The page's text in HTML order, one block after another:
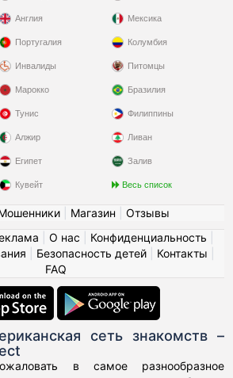
Англия
Португалия
Инвалиды
Мексика
Колумбия
Питомцы
Марокко
Тунис
Алжир
Египет
Кувейт
Бразилия
Филиппины
Ливан
Залив
Весь список
| Магазин
Отзывы
О нас Конфиденциальность
Безопасность детей| Контакты
FAQ
сеть знакомств –
в самое разнообразное